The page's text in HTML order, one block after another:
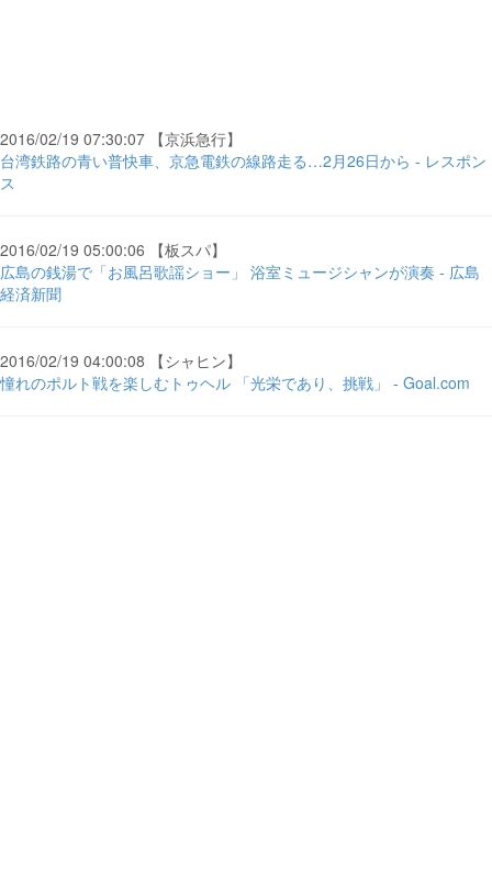
2016/02/19 07:30:07 【京浜急行】
台湾鉄路の青い普快車、京急電鉄の線路走る…2月26日から - レスポン
ス
2016/02/19 05:00:06 【板スパ】
広島の銭湯で「お風呂歌謡ショー」 浴室ミュージシャンが演奏 - 広島
経済新聞
2016/02/19 04:00:08 【シャヒン】
憧れのポルト戦を楽しむトゥヘル 「光栄であり、挑戦」 - Goal.com